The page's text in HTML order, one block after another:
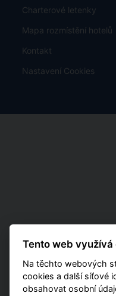
Charterové letenky
Mapa rozmístění hotelů
Kontakt
Nastavení Cookies
Tento web využívá
Na těchto webových
cookies a další síťové
obsahovat osobní